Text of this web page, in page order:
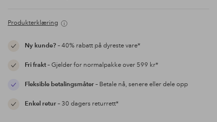
Produkterklæring
Ny kunde?– 40% rabatt på dyreste vare*
Fri frakt– Gjelder for normalpakke over 599 kr*
Fleksible betalingsmåter– Betale nå, senere eller dele opp
Enkel retur– 30 dagers returrett*